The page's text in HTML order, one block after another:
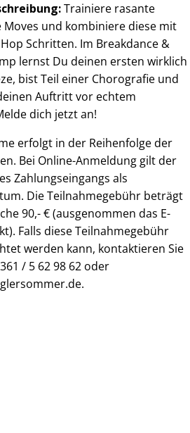
Trainiere rasante
Moves und kombiniere diese mit
Schritten. Im Breakdance &
lernst Du deinen ersten wirklich
bist Teil einer Chorografie und
Auftritt vor echtem
dich jetzt an!
erfolgt in der Reihenfolge der
Bei Online-Anmeldung gilt der
Zahlungseingangs als
Die Teilnahmegebühr beträgt
90,- € (ausgenommen das E-
Falls diese Teilnahmegebühr
werden kann, kontaktieren Sie
/ 5 62 98 62 oder